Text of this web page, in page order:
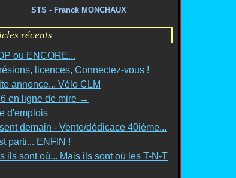
STS - Franck MONCHAUX
récents
ou ENCORE...
licences, Connectez-vous !
annonce... Vélo CLM
en ligne de mire →
d'emplois
demain - Vente/dédicace 40ième...
parti... ENFIN !
ils sont où... Mais ils sont où les T-N-T